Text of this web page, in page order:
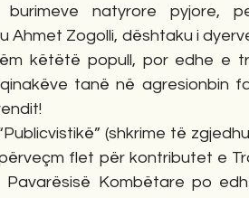
natyrore pyjore,
Ahmet Zogolli, dështaku i
këtëtë popull, por edhe e
tanë në agresionbin
flet për kontributet e
Kombëtare po